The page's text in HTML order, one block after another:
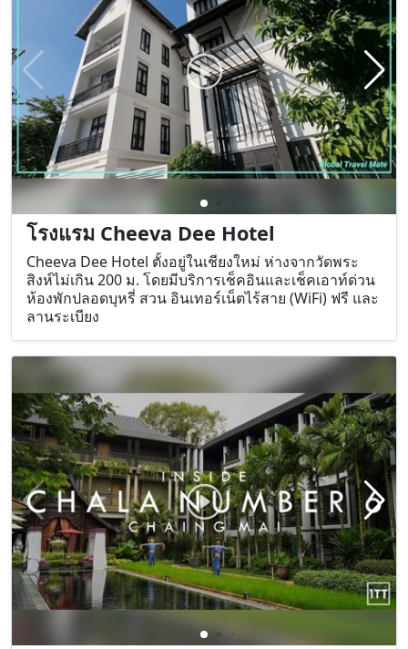
แบบมืออาชีพและสิ่งอำนวยความสะดวกมากมายได้ที่
โรงแรมแอท พิงนคร ห้วยแก้ว
โรงแรม Cheeva Dee Hotel
Cheeva Dee Hotel ตั้งอยู่ในเชียงใหม่ ห่างจากวัดพระ
สิงห์ไม่เกิน 200 ม. โดยมีบริการเช็คอินและเช็คเอาท์ด่วน
ห้องพักปลอดบุหรี่ สวน อินเทอร์เน็ตไร้สาย (WiFi) ฟรี และ
ลานระเบียง